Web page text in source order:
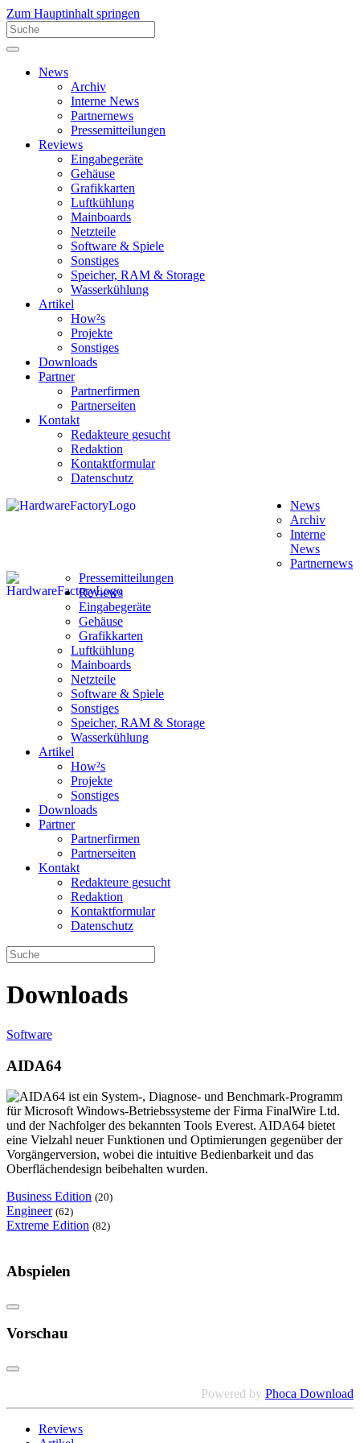
Zum Hauptinhalt springen
News
Archiv
Interne News
Partnernews
Pressemitteilungen
Reviews
Eingabegeräte
Gehäuse
Grafikkarten
Luftkühlung
Mainboards
Netzteile
Software & Spiele
Sonstiges
Speicher, RAM & Storage
Wasserkühlung
Artikel
How²s
Projekte
Sonstiges
Downloads
Partner
Partnerfirmen
Partnerseiten
Kontakt
Redakteure gesucht
Redaktion
Kontaktformular
Datenschutz
News
Archiv
Interne
News
Partnernews
Pressemitteilungen
Reviews
Eingabegeräte
Gehäuse
Grafikkarten
Luftkühlung
Mainboards
Netzteile
Software & Spiele
Sonstiges
Speicher, RAM & Storage
Wasserkühlung
Artikel
How²s
Projekte
Sonstiges
Downloads
Partner
Partnerfirmen
Partnerseiten
Kontakt
Redakteure gesucht
Redaktion
Kontaktformular
Datenschutz
Downloads
Software
AIDA64
AIDA64 ist ein System-, Diagnose- und Benchmark-Programm
für Microsoft Windows-Betriebssysteme der Firma FinalWire Ltd.
und der Nachfolger des bekannten Tools Everest. AIDA64 bietet
eine Vielzahl neuer Funktionen und Optimierungen gegenüber der
Vorgängerversion, wobei die intuitive Bedienbarkeit und das
Oberflächendesign beibehalten wurden.
Business Edition (20)
Engineer (62)
Extreme Edition (82)
Abspielen
Vorschau
Powered by Phoca Download
Reviews